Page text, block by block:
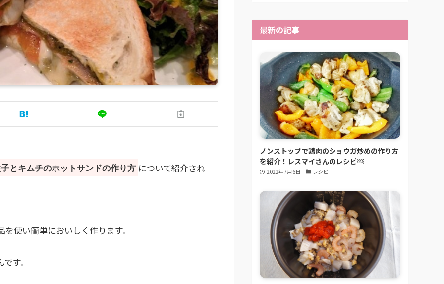
とキムチのホットサンドの作り方 について紹介され
使い簡単においしく作ります。
す。
最新の記事
ノンストップで鶏肉のショウガ炒めの作り方
を紹介！レスマイさんのレシピ￼
2022年7月6日 レシピ